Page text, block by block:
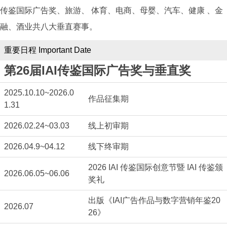
传鉴国际广告奖、旅游、 体育、电商、母婴、汽车、健康 、金
融、酒业共八大垂直赛事。
重要日程 Important Date
第26届IAI传鉴国际广告奖与垂直奖
2025.10.10~2026.0
1.31
作品征集期
2026.02.24~03.03 线上初审期
2026.04.9~04.12 线下终审期
2026.06.05~06.06
2026 IAI 传鉴国际创意节暨 IAI 传鉴颁
奖礼
2026.07
出版《IAI广告作品与数字营销年鉴20
26》